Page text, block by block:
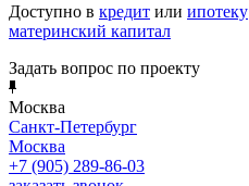
Доступно в кредит или ипотеку
материнский капитал
Задать вопрос по проекту
Москва
Санкт-Петербург
Москва
+7 (905) 289-86-03